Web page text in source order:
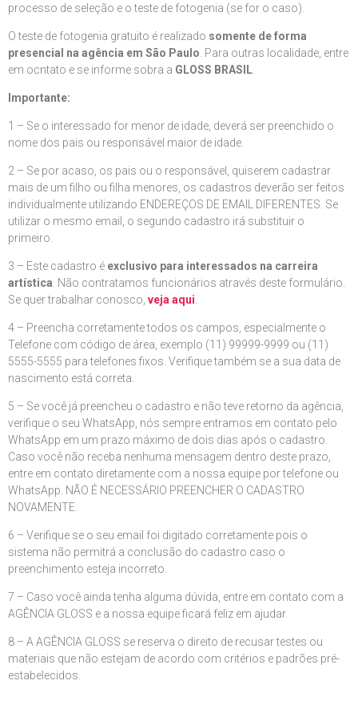
processo de seleção e o teste de fotogenia (se for o caso).
O teste de fotogenia gratuito é realizado somente de forma
presencial na agência em São Paulo . Para outras localidade, entre
em ocntato e se informe sobra a GLOSS BRASIL
Importante:
1 – Se o interessado for menor de idade, deverá ser preenchido o
nome dos pais ou responsável maior de idade.
2 – Se por acaso, os pais ou o responsável, quiserem cadastrar
mais de um filho ou filha menores, os cadastros deverão ser feitos
individualmente utilizando ENDEREÇOS DE EMAIL DIFERENTES. Se
utilizar o mesmo email, o segundo cadastro irá substituir o
primeiro.
3 – Este cadastro é exclusivo para interessados na carreira
artística . Não contratamos funcionários através deste formulário.
Se quer trabalhar conosco, veja aqui
4 – Preencha corretamente todos os campos, especialmente o
Telefone com código de área, exemplo (11) 99999-9999 ou (11)
5555-5555 para telefones fixos. Verifique também se a sua data de
nascimento está correta.
5 – Se você já preencheu o cadastro e não teve retorno da agência,
verifique o seu WhatsApp, nós sempre entramos em contato pelo
WhatsApp em um prazo máximo de dois dias após o cadastro.
Caso você não receba nenhuma mensagem dentro deste prazo,
entre em contato diretamente com a nossa equipe por telefone ou
WhatsApp. NÃO É NECESSÁRIO PREENCHER O CADASTRO
NOVAMENTE.
6 – Verifique se o seu email foi digitado corretamente pois o
sistema não permitrá a conclusão do cadastro caso o
preenchimento esteja incorreto.
7 – Caso você ainda tenha alguma dúvida, entre em contato com a
AGÊNCIA GLOSS e a nossa equipe ficará feliz em ajudar.
8 – A AGÊNCIA GLOSS se reserva o direito de recusar testes ou
materiais que não estejam de acordo com critérios e padrões pré-
estabelecidos.